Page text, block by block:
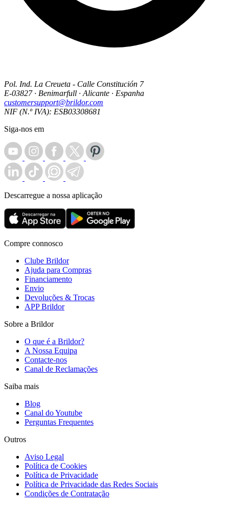
Pol. Ind. La Creueta - Calle Constitución 7
E-03827 · Benimarfull · Alicante · Espanha
customersupport@brildor.com
NIF (N.º IVA): ESB03308681
Siga-nos em
Descarregue a nossa aplicação
Compre connosco
Clube Brildor
Ajuda para Compras
Financiamento
Envio
Devoluções & Trocas
APP Brildor
Sobre a Brildor
O que é a Brildor?
A Nossa Equipa
Contacte-nos
Canal de Reclamações
Saiba mais
Blog
Canal do Youtube
Perguntas Frequentes
Outros
Aviso Legal
Política de Cookies
Política de Privacidade
Política de Privacidade das Redes Sociais
Condições de Contratação